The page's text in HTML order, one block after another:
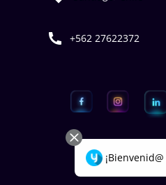
+562 27622372
Hecho con